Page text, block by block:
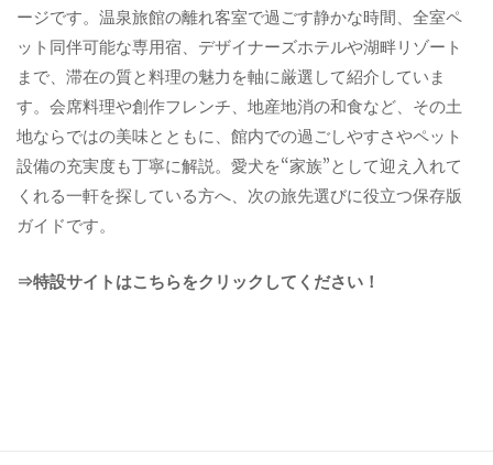
ージです。温泉旅館の離れ客室で過ごす静かな時間、全室ペ
ット同伴可能な専用宿、デザイナーズホテルや湖畔リゾート
まで、滞在の質と料理の魅力を軸に厳選して紹介していま
す。会席料理や創作フレンチ、地産地消の和食など、その土
地ならではの美味とともに、館内での過ごしやすさやペット
設備の充実度も丁寧に解説。愛犬を“家族”として迎え入れて
くれる一軒を探している方へ、次の旅先選びに役立つ保存版
ガイドです。
⇒特設サイトはこちらをクリックしてください！